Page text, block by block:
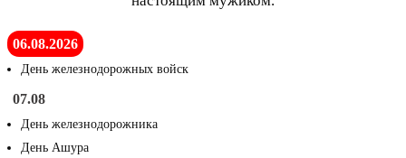
06.08.2026
День железнодорожных войск
07.08
День железнодорожника
День Ашура